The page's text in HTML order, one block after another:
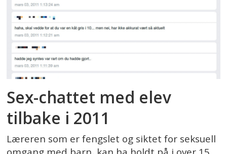
Sex-chattet med elev
tilbake i 2011
Læreren som er fengslet og siktet for seksuell